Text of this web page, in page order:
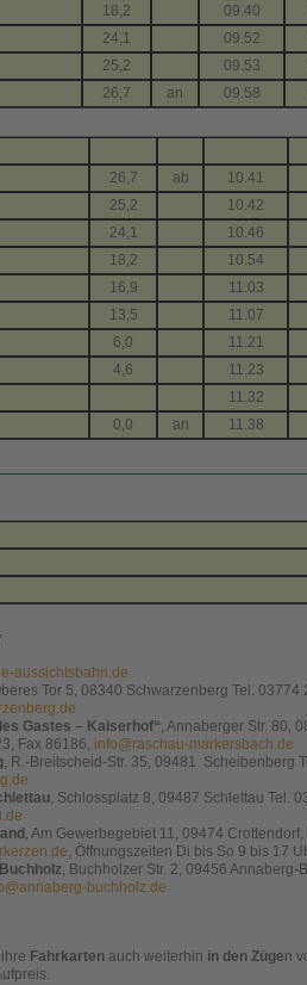
18,2 09.40
24,1 09.52
25,2 09.53
26,7 an 09.58
26,7 ab 10.41
25,2 10.42
24,1 10.46
18,2 10.54
16,9 11.03
13,5 11.07
6,0 11.21
4,6 11.23
11.32
0,0 an 11.38
aussichtsbahn.de
Tor 5, 08340 Schwarzenberg Tel. 03774
Gastes – Kaiserhof“, Annaberger Str. 80,
Fax 86186, info@raschau-markersbach.de
, R.-Breitscheid-Str. 35, 09481 Scheibenberg
, Schlossplatz 8, 09487 Schlettau Tel.
, Am Gewerbegebiet 11, 09474
, Öffnungszeiten Di bis So 9 bis 17
, Buchholzer Str. 2, 09456 Annaberg-
buchholz.de
Fahrkarten auch weiterhin in den Zügen